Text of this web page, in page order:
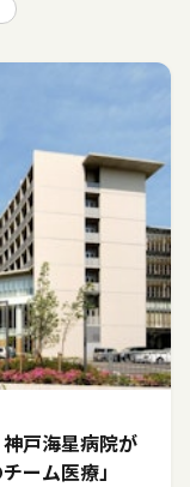
戸海星病院が
ーム医療」